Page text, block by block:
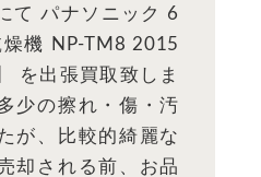
て パナソニック 6
機 NP-TM8 2015
を出張買取致しま
少の擦れ・傷・汚
が、比較的綺麗な
却される前、お品